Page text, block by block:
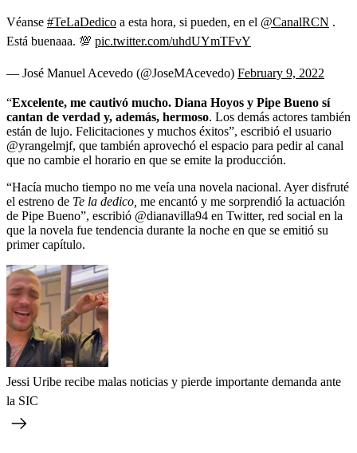
Véanse #TeLaDedico a esta hora, si pueden, en el @CanalRCN .
Está buenaaa. 💯 pic.twitter.com/uhdUYmTFvY
— José Manuel Acevedo (@JoseMAcevedo) February 9, 2022
“Excelente, me cautivó mucho. Diana Hoyos y Pipe Bueno sí
cantan de verdad y, además, hermoso. Los demás actores también
están de lujo. Felicitaciones y muchos éxitos”, escribió el usuario
@yrangelmjf, que también aprovechó el espacio para pedir al canal
que no cambie el horario en que se emite la producción.
“Hacía mucho tiempo no me veía una novela nacional. Ayer disfruté
el estreno de Te la dedico, me encantó y me sorprendió la actuación
de Pipe Bueno”, escribió @dianavilla94 en Twitter, red social en la
que la novela fue tendencia durante la noche en que se emitió su
primer capítulo.
Jessi Uribe recibe malas noticias y pierde importante demanda ante
la SIC